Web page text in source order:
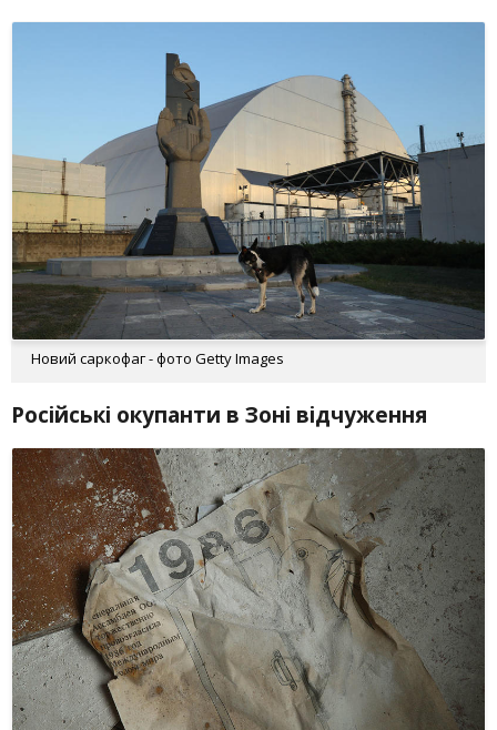
Новий саркофаг - фото Getty Images
Російські окупанти в Зоні відчуження